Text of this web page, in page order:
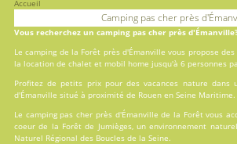
Accueil
Camping pas cher près
Vous recherchez un camping pas cher près
Le camping de la Forêt près d'Émanville vous propose des
la locationde chalet et mobil home jusqu'à 6 personnes
Profitez de petits prix pour des vacances nature dans
d'Émanville situé à proximité de Rouen en Seine Maritime.
Le camping pas cher près d'Émanville de la Forêt vous
coeur de la Forêt de Jumièges, un environnement
Naturel Régional des Boucles de la Seine.